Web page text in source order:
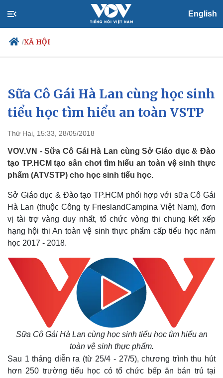
English
/XÃ HỘI
Chính trị
Đảng
Tổ chức nhân sự
Nhận diện sự thật
Xã hội
Tin 24h
Dự báo thời tiết
Việc làm
Biển đảo
Sữa Cô Gái Hà Lan cùng học sinh
tiểu học tìm hiểu an toàn VSTP
Thứ Hai, 15:33, 28/05/2018
VOV.VN - Sữa Cô Gái Hà Lan cùng Sở Giáo dục & Đào
tạo TP.HCM tạo sân chơi tìm hiểu an toàn vệ sinh thực
phẩm (ATVSTP) cho học sinh tiểu học.
Sở Giáo dục & Đào tạo TP.HCM phối hợp với sữa Cô Gái
Hà Lan (thuộc Công ty FrieslandCampina Việt Nam), đơn
vị tài trợ vàng duy nhất, tổ chức vòng thi chung kết xếp
hạng hội thi An toàn vệ sinh thực phẩm cấp tiểu học năm
học 2017 - 2018.
Sữa Cô Gái Hà Lan cùng học sinh tiểu học tìm hiểu an
toàn vệ sinh thực phẩm.
Sau 1 tháng diễn ra (từ 25/4 - 27/5), chương trình thu hút
hơn 250 trường tiểu học có tổ chức bếp ăn bán trú tại